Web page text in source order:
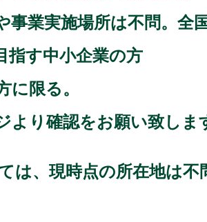
業実施場所は不問。全
指す中小企業の方
に限る。
り確認をお願い致しま
は、現時点の所在地は不